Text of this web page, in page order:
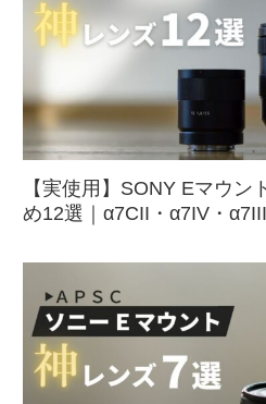
【実使用】SONY Eマウン
め12選｜α7CII・α7IV・